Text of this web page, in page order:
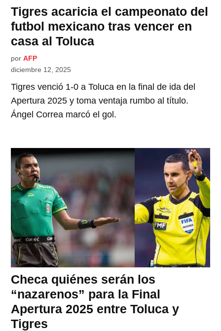
Tigres acaricia el campeonato del
futbol mexicano tras vencer en
casa al Toluca
por AFP
diciembre 12, 2025
Tigres venció 1-0 a Toluca en la final de ida del
Apertura 2025 y toma ventaja rumbo al título.
Ángel Correa marcó el gol.
Checa quiénes serán los
“nazarenos” para la Final
Apertura 2025 entre Toluca y
Tigres